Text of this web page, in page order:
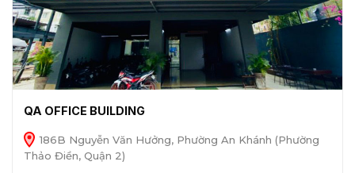
QA OFFICE BUILDING
186B Nguyễn Văn Hưởng, Phường An Khánh (Phường
Thảo Điền, Quận 2)